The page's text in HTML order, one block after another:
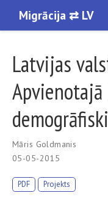
Migrācija ⇄ LV
Latvijas
Māris Goldmanis
05-05-2015
PDF Projekts